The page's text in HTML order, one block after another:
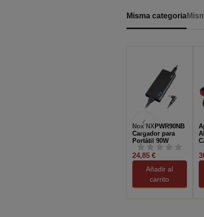
Misma categoria
Nox NXPWR90NB
Cargador para
Portátil 90W
24,85 €
Añadir al
carrito